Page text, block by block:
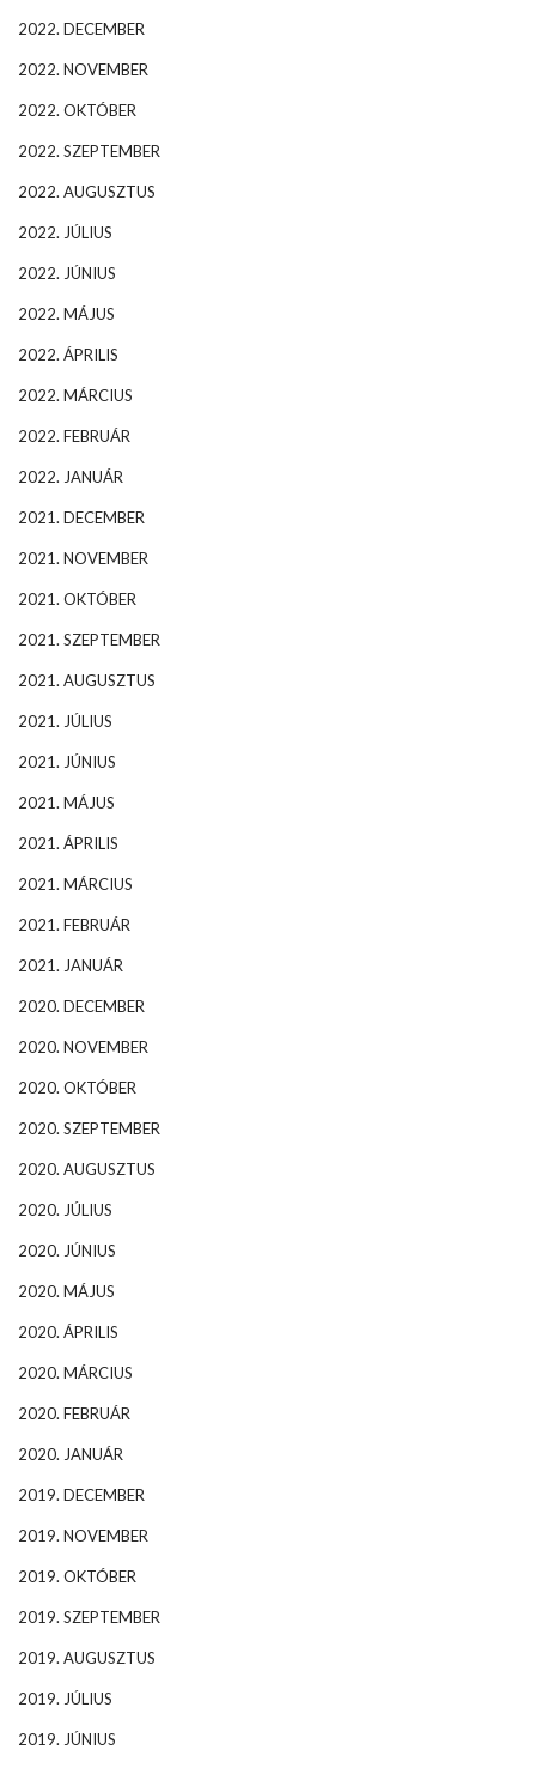
2022. DECEMBER
2022. NOVEMBER
2022. OKTÓBER
2022. SZEPTEMBER
2022. AUGUSZTUS
2022. JÚLIUS
2022. JÚNIUS
2022. MÁJUS
2022. ÁPRILIS
2022. MÁRCIUS
2022. FEBRUÁR
2022. JANUÁR
2021. DECEMBER
2021. NOVEMBER
2021. OKTÓBER
2021. SZEPTEMBER
2021. AUGUSZTUS
2021. JÚLIUS
2021. JÚNIUS
2021. MÁJUS
2021. ÁPRILIS
2021. MÁRCIUS
2021. FEBRUÁR
2021. JANUÁR
2020. DECEMBER
2020. NOVEMBER
2020. OKTÓBER
2020. SZEPTEMBER
2020. AUGUSZTUS
2020. JÚLIUS
2020. JÚNIUS
2020. MÁJUS
2020. ÁPRILIS
2020. MÁRCIUS
2020. FEBRUÁR
2020. JANUÁR
2019. DECEMBER
2019. NOVEMBER
2019. OKTÓBER
2019. SZEPTEMBER
2019. AUGUSZTUS
2019. JÚLIUS
2019. JÚNIUS